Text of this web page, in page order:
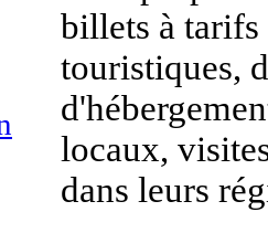
billets à
touristiques,
locaux,
dans leurs